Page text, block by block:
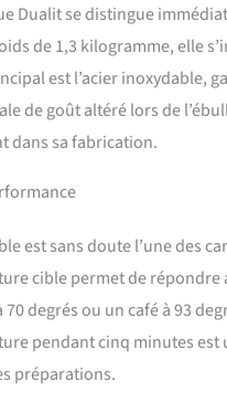
vie
Dualit se distingue
de 1,3 kilogramme, elle
est l’acier inoxydable,
de goût altéré lors de
dans sa fabrication.
est sans doute l’une des
cible permet de répondre
degrés ou un café à 93
pendant cinq minutes
préparations.